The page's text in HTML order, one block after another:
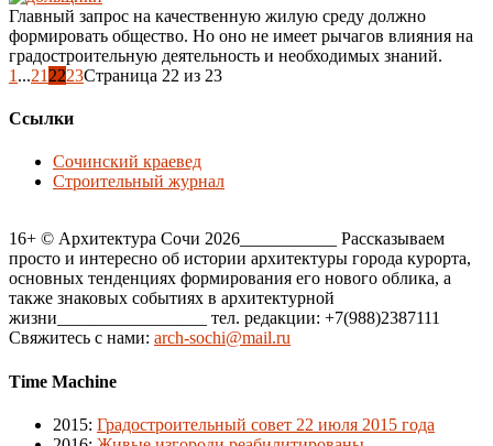
Главный запрос на качественную жилую среду должно
формировать общество. Но оно не имеет рычагов влияния на
градостроительную деятельность и необходимых знаний.
1 ...21 2223Страница 22 из 23
Ссылки
Сочинский краевед
Строительный журнал
16+ © Архитектура Сочи 2026___________ Рассказываем
просто и интересно об истории архитектуры города курорта,
основных тенденциях формирования его нового облика, а
также знаковых событиях в архитектурной
жизни_________________ тел. редакции: +7(988)2387111
Свяжитесь с нами: arch-sochi@mail.ru
Time Machine
2015: Градостроительный совет 22 июля 2015 года